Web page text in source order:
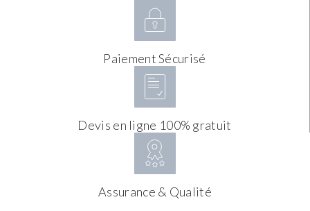
Paiement Sécurisé
Devis en ligne 100% gratuit
Assurance & Qualité